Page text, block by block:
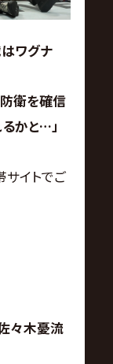
ワグナ
衛を確信
かと…」
サイトでご
々木憂流